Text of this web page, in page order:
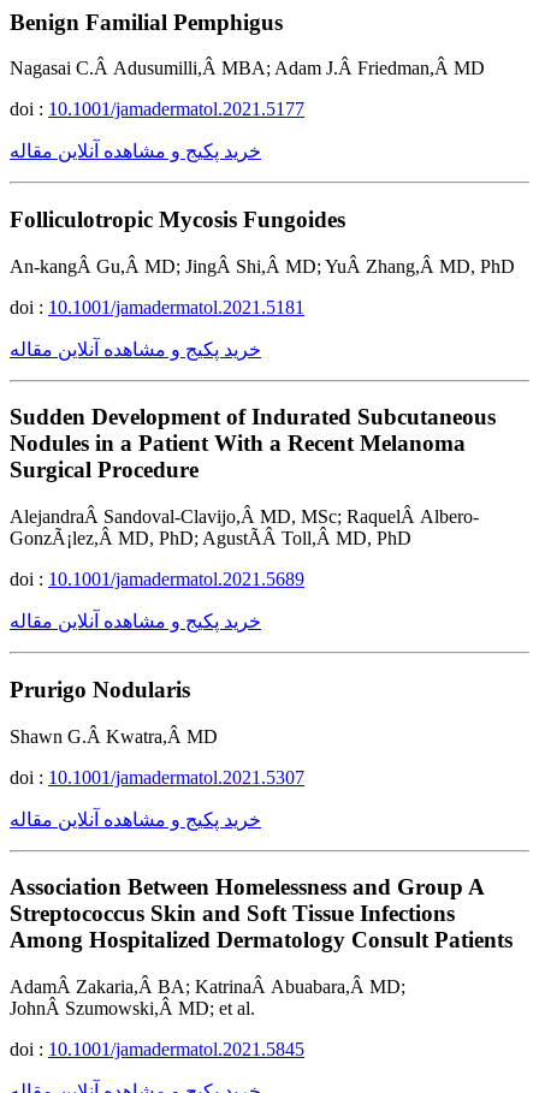
Benign Familial Pemphigus
Nagasai C.Â Adusumilli,Â MBA; Adam J.Â Friedman,Â MD
doi : 10.1001/jamadermatol.2021.5177
خرید پکیج و مشاهده آنلاین مقاله
Folliculotropic Mycosis Fungoides
An-kangÂ Gu,Â MD; JingÂ Shi,Â MD; YuÂ Zhang,Â MD, PhD
doi : 10.1001/jamadermatol.2021.5181
خرید پکیج و مشاهده آنلاین مقاله
Sudden Development of Indurated Subcutaneous
Nodules in a Patient With a Recent Melanoma
Surgical Procedure
AlejandraÂ Sandoval-Clavijo,Â MD, MSc; RaquelÂ Albero-
GonzÃ¡lez,Â MD, PhD; AgustÃ­Â Toll,Â MD, PhD
doi : 10.1001/jamadermatol.2021.5689
خرید پکیج و مشاهده آنلاین مقاله
Prurigo Nodularis
Shawn G.Â Kwatra,Â MD
doi : 10.1001/jamadermatol.2021.5307
خرید پکیج و مشاهده آنلاین مقاله
Association Between Homelessness and Group A
Streptococcus Skin and Soft Tissue Infections
Among Hospitalized Dermatology Consult Patients
AdamÂ Zakaria,Â BA; KatrinaÂ Abuabara,Â MD;
JohnÂ Szumowski,Â MD; et al.
doi : 10.1001/jamadermatol.2021.5845